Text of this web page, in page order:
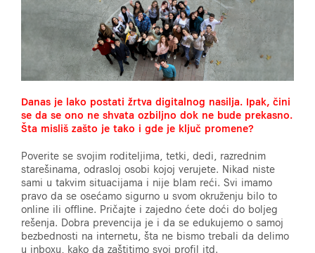
Danas je lako postati žrtva digitalnog nasilja. Ipak, čini
se da se ono ne shvata ozbiljno dok ne bude prekasno.
Šta misliš zašto je tako i gde je ključ promene?
Poverite se svojim roditeljima, tetki, dedi, razrednim
starešinama, odrasloj osobi kojoj verujete. Nikad niste
sami u takvim situacijama i nije blam reći. Svi imamo
pravo da se osećamo sigurno u svom okruženju bilo to
online ili offline. Pričajte i zajedno ćete doći do boljeg
rešenja. Dobra prevencija je i da se edukujemo o samoj
bezbednosti na internetu, šta ne bismo trebali da delimo
u inboxu, kako da zaštitimo svoj profil itd.